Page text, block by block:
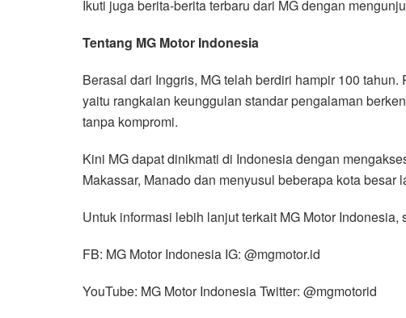
Ikuti juga berita-berita terbaru dari MG dengan
Tentang MG Motor Indonesia
Berasal dari Inggris, MG telah berdiri hampir 100
yaitu rangkaian keunggulan standar pengalaman
tanpa kompromi.
Kini MG dapat dinikmati di Indonesia dengan
Makassar, Manado dan menyusul beberapa kota besar
Untuk informasi lebih lanjut terkait MG Motor Indonesia,
FB: MG Motor Indonesia IG: @mgmotor.id
YouTube: MG Motor Indonesia Twitter: @mgmotorid